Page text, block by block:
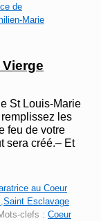
de
Marie
St Louis-Marie
les
feu de votre
sera créé.– Et
au Coeur
Saint Esclavage
clefs : Coeur